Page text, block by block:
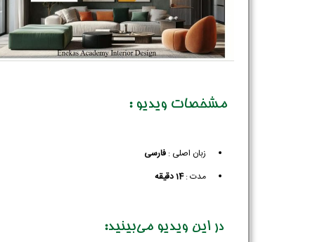
مشخصات ویدیو :
زبان اصلی : فارسی
مدت :14 دقیقه
در این ویدیو می‌بینید: